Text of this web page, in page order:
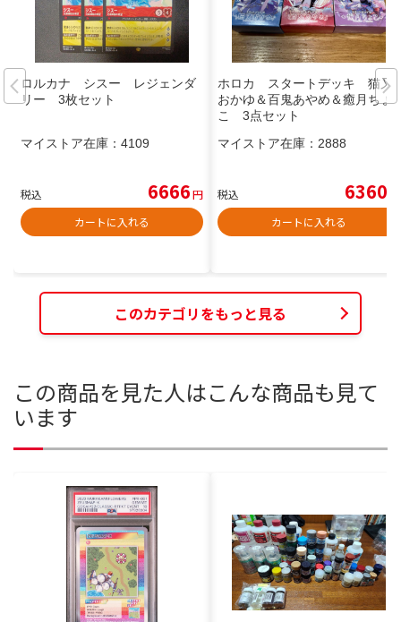
ロルカナ シスー レジェンダ
リー 3枚セット
マイストア在庫： 4109
税込 6666円
カートに入れる
ホロカ スタートデッキ 猫又
おかゆ＆百鬼あやめ＆癒月ちょ
こ 3点セット
マイストア在庫： 2888
税込 6360
カートに入れる
このカテゴリをもっと見る
この商品を見た人はこんな商品も見て
います